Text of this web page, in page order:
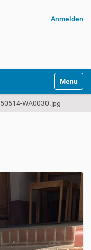
Anmelden
WA0030.jpg